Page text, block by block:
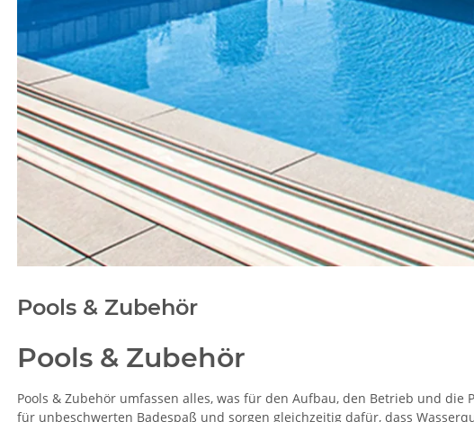
Pools & Zubehör
Pools & Zubehör
Pools & Zubehör umfassen alles, was für den Aufbau, den Betrieb und
für unbeschwerten Badespaß und sorgen gleichzeitig dafür, dass